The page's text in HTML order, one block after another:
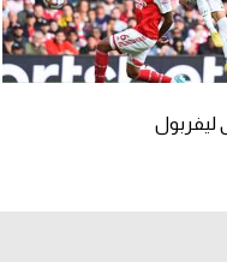
ليفربول